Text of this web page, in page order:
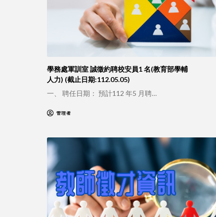
學務處軍訓室 誠徵約聘校安員1 名(教育部學輔
人力) (截止日期:112.05.05)
一、 聘任日期： 預計112 年5 月聘…
管理者